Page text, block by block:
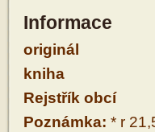
Informace
originál
kniha
Rejstřík obcí
Poznámka: * r